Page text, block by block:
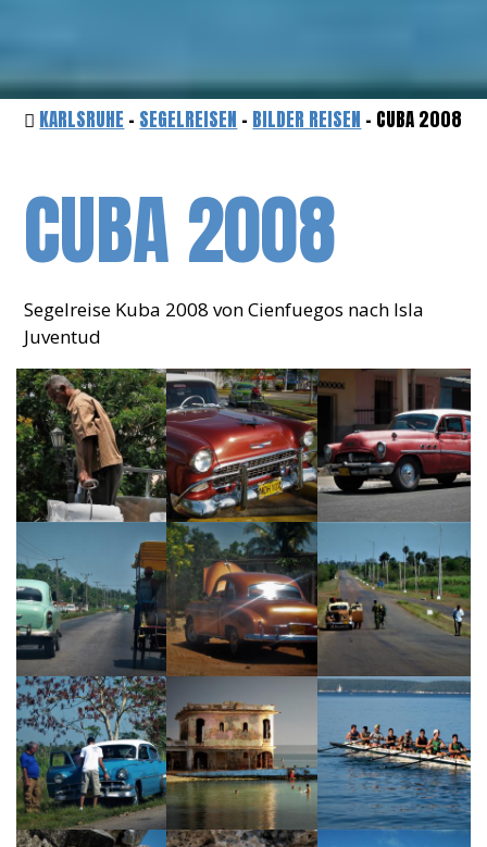
KARLSRUHE - SEGELREISEN - BILDER REISEN - CUBA 2008
CUBA 2008
Segelreise Kuba 2008 von Cienfuegos nach Isla
Juventud